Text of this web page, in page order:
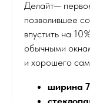
Делайт—
позволившее
впустить на
обычными
и хорошего
ширина